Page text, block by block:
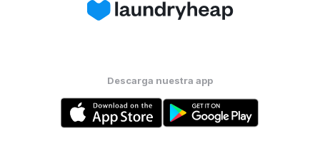
Descarga nuestra app